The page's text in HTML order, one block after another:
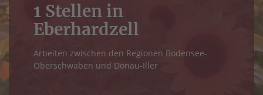
1 Stellen in
Eberhardzell
Arbeiten zwischen den Regionen Bodensee-
Oberschwaben und Donau-Iller